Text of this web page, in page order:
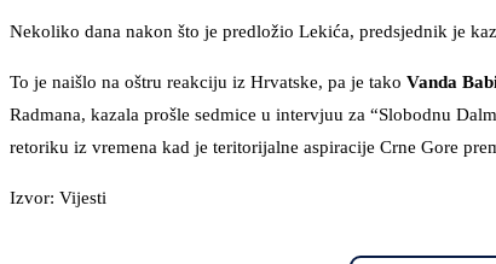
Nekoliko dana nakon što je predložio Lekića, predsjednik je
To je naišlo na oštru reakciju iz Hrvatske, pa je tako Vanda
Radmana, kazala prošle sedmice u intervjuu za “Slobodnu
retoriku iz vremena kad je teritorijalne aspiracije Crne Gore
Izvor: Vijesti